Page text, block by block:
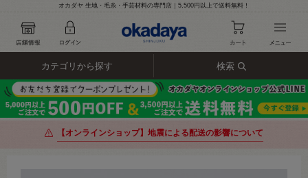
オカダヤ 生地・毛糸・手芸材料の専門店｜5,500円以上で送料無料！
カテゴリから探す 検索
【オンラインショップ】地震による配送の影響について